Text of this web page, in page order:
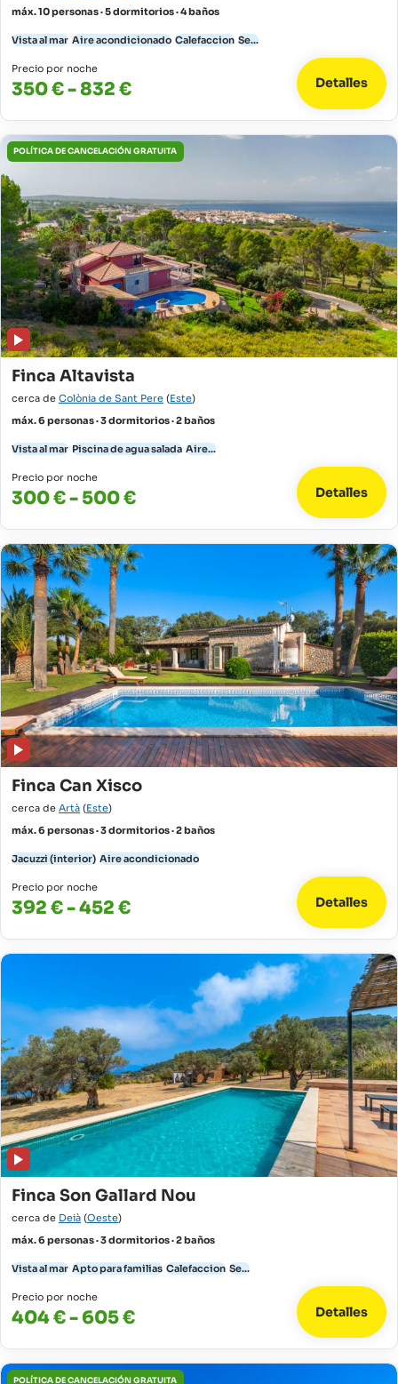
máx. 10 personas · 5 dormitorios · 4 baños
Vista al mar Aire acondicionado Calefaccion Se...
Precio por noche
350 € - 832 € Detalles
POLÍTICA DE CANCELACIÓN GRATUITA
Finca Altavista
cerca de Colònia de Sant Pere (Este)
máx. 6 personas · 3 dormitorios · 2 baños
Vista al mar Piscina de agua salada Aire...
Precio por noche
300 € - 500 € Detalles
Finca Can Xisco
cerca de Artà (Este)
máx. 6 personas · 3 dormitorios · 2 baños
Jacuzzi (interior) Aire acondicionado
Precio por noche
392 € - 452 € Detalles
Finca Son Gallard Nou
cerca de Deià (Oeste)
máx. 6 personas · 3 dormitorios · 2 baños
Vista al mar Apto para familias Calefaccion Se...
Precio por noche
404 € - 605 € Detalles
POLÍTICA DE CANCELACIÓN GRATUITA